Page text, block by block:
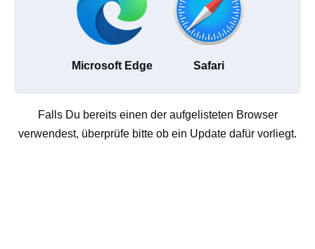
Microsoft Edge Safari
Falls Du bereits einen der aufgelisteten Browser
verwendest, überprüfe bitte ob ein Update dafür vorliegt.